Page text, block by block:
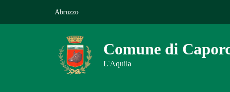
Abruzzo
Comune di
L'Aquila